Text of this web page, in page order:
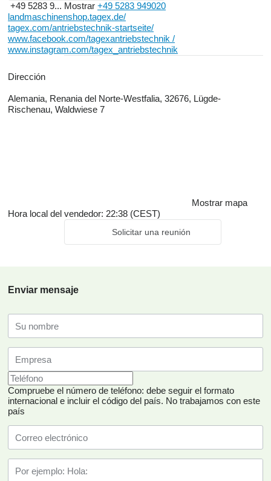
+49 5283 9... Mostrar +49 5283 949020
landmaschinenshop.tagex.de/
tagex.com/antriebstechnik-startseite/
www.facebook.com/tagexantriebstechnik /
www.instagram.com/tagex_antriebstechnik
Dirección
Alemania, Renania del Norte-Westfalia, 32676, Lügde-
Rischenau, Waldwiese 7
Mostrar mapa
Hora local del vendedor: 22:38 (CEST)
Solicitar una reunión
Enviar mensaje
Compruebe el número de teléfono: debe seguir el formato
internacional e incluir el código del país. No trabajamos con este
país